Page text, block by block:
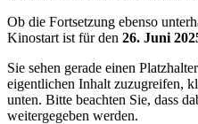
Ob die Fortsetzung ebenso
Kinostart ist für den 26. Juni
Sie sehen gerade einen
eigentlichen Inhalt zuzugreifen,
unten. Bitte beachten Sie, dass
weitergegeben werden.